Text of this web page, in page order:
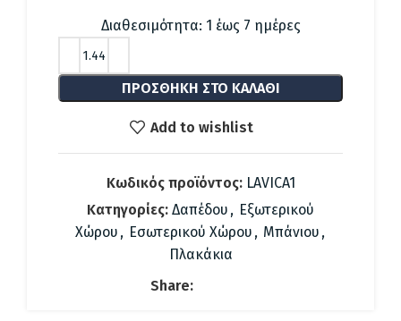
Διαθεσιμότητα: 1 έως 7 ημέρες
ΠΡΟΣΘΉΚΗ ΣΤΟ ΚΑΛΆΘΙ
Add to wishlist
Κωδικός προϊόντος: LAVICA1
Κατηγορίες: Δαπέδου , Εξωτερικού
Χώρου , Εσωτερικού Χώρου , Μπάνιου ,
Πλακάκια
Share: